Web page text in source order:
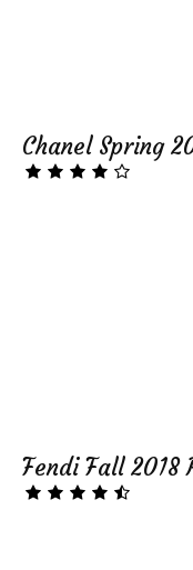
Chanel Spring
Fendi Fall